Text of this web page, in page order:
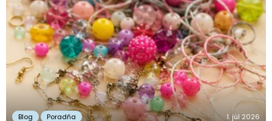
Blog Poradňa 1. júl 2026